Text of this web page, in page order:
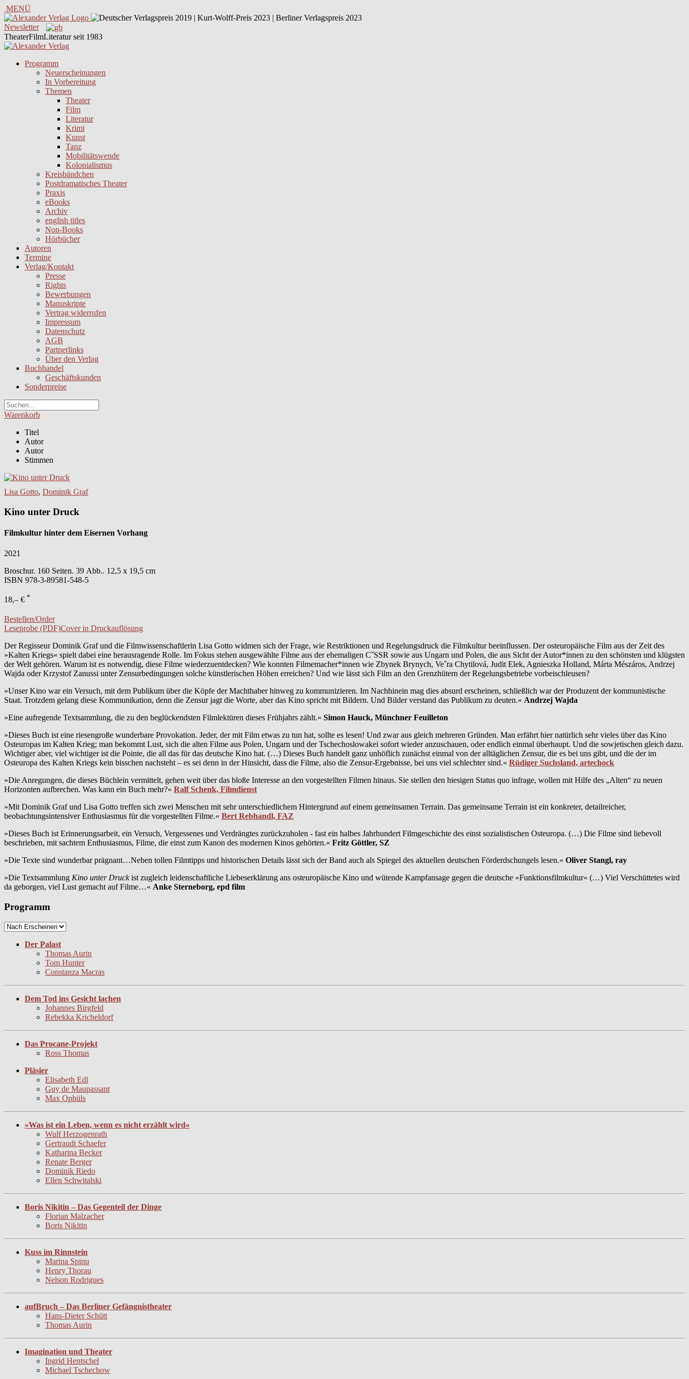
MENÜ
Newsletter
TheaterFilmLiteratur seit 1983
Programm
Neuerscheinungen
In Vorbereitung
Themen
Theater
Film
Literatur
Krimi
Kunst
Tanz
Mobilitätswende
Kolonialismus
Kreisbändchen
Postdramatisches Theater
Praxis
eBooks
Archiv
english titles
Non-Books
Hörbücher
Autoren
Termine
Verlag/Kontakt
Presse
Rights
Bewerbungen
Manuskripte
Vertrag widerrufen
Impressum
Datenschutz
AGB
Partnerlinks
Über den Verlag
Buchhandel
Geschäftskunden
Sonderpreise
Warenkorb
Titel
Autor
Autor
Stimmen
Lisa Gotto, Dominik Graf
Kino unter Druck
Filmkultur hinter dem Eisernen Vorhang
2021
Broschur. 160 Seiten. 39 Abb.. 12,5 x 19,5 cm
ISBN 978-3-89581-548-5
18,– € *
Bestellen/Order
Leseprobe (PDF)Cover in Druckauflösung
Der Regisseur Dominik Graf und die Filmwissenschaftlerin Lisa Gotto widmen sich der Frage, wie Restriktionen und Regelungsdruck die Filmkultur beeinflussen. Der osteuropäische Film aus der Zeit des
»Kalten Kriegs« spielt dabei eine herausragende Rolle. Im Fokus stehen ausgewählte Filme aus der ehemaligen CˇSSR sowie aus Ungarn und Polen, die aus Sicht der Autor*innen zu den schönsten und klügsten
der Welt gehören. Warum ist es notwendig, diese Filme wiederzuentdecken? Wie konnten Filmemacher*innen wie Zbynek Brynych, Veˇra Chytilová, Judit Elek, Agnieszka Holland, Márta Mészáros, Andrzej
Wajda oder Krzystof Zanussi unter Zensurbedingungen solche künstlerischen Höhen erreichen? Und wie lässt sich Film an den Grenzhütern der Regelungsbetriebe vorbeischleusen?
»Unser Kino war ein Versuch, mit dem Publikum über die Köpfe der Machthaber hinweg zu kommunizieren. Im Nachhinein mag dies absurd erscheinen, schließlich war der Produzent der kommunistische
Staat. Trotzdem gelang diese Kommunikation, denn die Zensur jagt die Worte, aber das Kino spricht mit Bildern. Und Bilder verstand das Publikum zu deuten.« Andrzej Wajda
»Eine aufregende Textsammlung, die zu den beglückendsten Filmlektüren dieses Frühjahrs zählt.« Simon Hauck, Münchner Feuilleton
»Dieses Buch ist eine riesengroße wunderbare Provokation. Jeder, der mit Film etwas zu tun hat, sollte es lesen! Und zwar aus gleich mehreren Gründen. Man erfährt hier natürlich sehr vieles über das Kino
Osteuropas im Kalten Krieg; man bekommt Lust, sich die alten Filme aus Polen, Ungarn und der Tschechoslowakei sofort wieder anzuschauen, oder endlich einmal überhaupt. Und die sowjetischen gleich dazu.
Wichtiger aber, viel wichtiger ist die Pointe, die all das für das deutsche Kino hat. (…) Dieses Buch handelt ganz unhöflich zunächst einmal von der alltäglichen Zensur, die es bei uns gibt, und die der im
Osteuropa des Kalten Kriegs kein bisschen nachsteht – es sei denn in der Hinsicht, dass die Filme, also die Zensur-Ergebnisse, bei uns viel schlechter sind.« Rüdiger Suchsland, artechock
»Die Anregungen, die dieses Büchlein vermittelt, gehen weit über das bloße Interesse an den vorgestellten Filmen hinaus. Sie stellen den hiesigen Status quo infrage, wollen mit Hilfe des „Alten“ zu neuen
Horizonten aufbrechen. Was kann ein Buch mehr?« Ralf Schenk, Filmdienst
»Mit Dominik Graf und Lisa Gotto treffen sich zwei Menschen mit sehr unterschiedlichem Hintergrund auf einem gemeinsamen Terrain. Das gemeinsame Terrain ist ein konkreter, detailreicher,
beobachtungsintensiver Enthusiasmus für die vorgestellten Filme.« Bert Rebhandl, FAZ
»Dieses Buch ist Erinnerungsarbeit, ein Versuch, Vergessenes und Verdrängtes zurückzuholen - fast ein halbes Jahrhundert Filmgeschichte des einst sozialistischen Osteuropa. (…) Die Filme sind liebevoll
beschrieben, mit sachtem Enthusiasmus, Filme, die einst zum Kanon des modernen Kinos gehörten.« Fritz Göttler, SZ
»Die Texte sind wunderbar prägnant…Neben tollen Filmtipps und historischen Details lässt sich der Band auch als Spiegel des aktuellen deutschen Förderdschungels lesen.« Oliver Stangl, ray
»Die Textsammlung Kino unter Druckist zugleich leidenschaftliche Liebeserklärung ans osteuropäische Kino und wütende Kampfansage gegen die deutsche »Funktionsfilmkultur« (…) Viel Verschüttetes wird
da geborgen, viel Lust gemacht auf Filme…« Anke Sterneborg, epd film
Programm
Der Palast
Thomas Aurin
Tom Hunter
Constanza Macras
Dem Tod ins Gesicht lachen
Johannes Birgfeld
Rebekka Kricheldorf
Das Procane-Projekt
Ross Thomas
Pläsier
Elisabeth Edl
Guy de Maupassant
Max Ophüls
»Was ist ein Leben, wenn es nicht erzählt wird«
Wulf Herzogenrath
Gertraudt Schaefer
Katharina Becker
Renate Berger
Dominik Riedo
Ellen Schwitalski
Boris Nikitin – Das Gegenteil der Dinge
Florian Malzacher
Boris Nikitin
Kuss im Rinnstein
Marina Spinu
Henry Thorau
Nelson Rodrigues
aufBruch – Das Berliner Gefängnistheater
Hans-Dieter Schütt
Thomas Aurin
Imagination und Theater
Ingrid Hentschel
Michael Tschechow